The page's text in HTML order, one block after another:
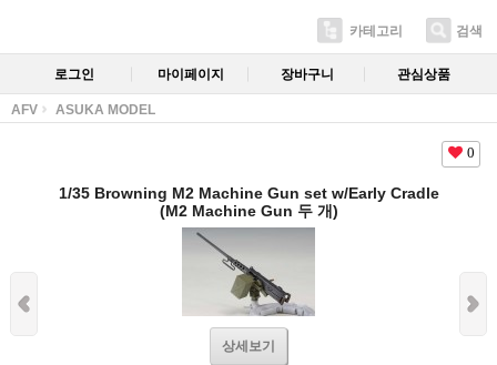
카테고리 검색
로그인 마이페이지 장바구니 관심상품
AFV ASUKA MODEL
0
1/35 Browning M2 Machine Gun set w/Early Cradle
(M2 Machine Gun 두 개)
상세보기